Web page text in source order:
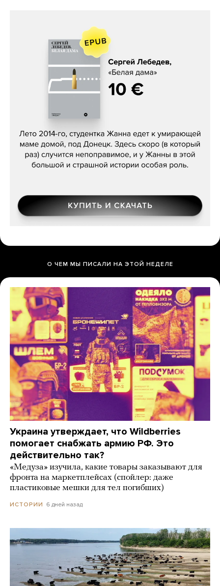
Сергей Лебедев, «Белая дама»
О ЧЕМ МЫ ПИСАЛИ НА ЭТОЙ НЕДЕЛЕ
Украина утверждает, что Wildberries
помогает снабжать армию РФ. Это
действительно так?
«Медуза» изучила, какие товары заказывают для
фронта на маркетплейсах (спойлер: даже
пластиковые мешки для тел погибших)
ИСТОРИИ 6 дней назад